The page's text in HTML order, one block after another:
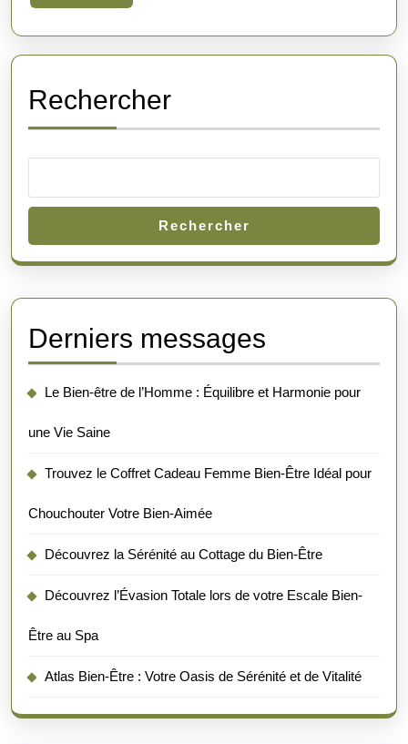
Quotidien
More
Rechercher
Rechercher
Derniers messages
Le Bien-être de l’Homme : Équilibre et Harmonie pour
une Vie Saine
Trouvez le Coffret Cadeau Femme Bien-Être Idéal pour
Chouchouter Votre Bien-Aimée
Découvrez la Sérénité au Cottage du Bien-Être
Découvrez l’Évasion Totale lors de votre Escale Bien-
Être au Spa
Atlas Bien-Être : Votre Oasis de Sérénité et de Vitalité